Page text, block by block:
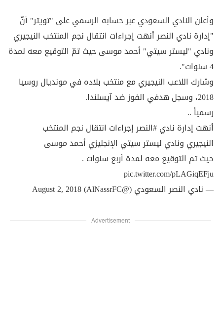
وأعلن النادي السعودي عبر حسابه الرسمي على "تويتر" أنّ
"إدارة نادي النصر أنهت إجراءات انتقال نجم المنتخب النيجيري
ونادي "ليستر سيتي" أحمد موسى حيث تمّ التوقيع معه لمدة
4 سنوات".
وشارك اللاعب النيجيري مع منتخب بلاده في مونديال روسيا
2018، وسجل هدفي الفوز ضد آيسلندا.
رسمياً ..
أنهت إدارة نادي#النصرإجراءات انتقال نجم المنتخب
النيجيري ونادي ليستر سيتي الإنجليزي أحمد موسى
حيث تم التوقيع معه لمدة أربع سنوات .
pic.twitter.com/pLAGiqEFju
— نادي النصر السعودي (@AlNassrFC)
August 2, 2018
Advertisement